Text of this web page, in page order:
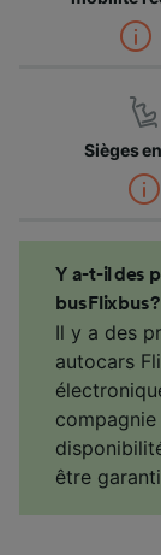
Sièges
Y a-t-il des
bus Flixbus ?
Il y a des
autocars
être